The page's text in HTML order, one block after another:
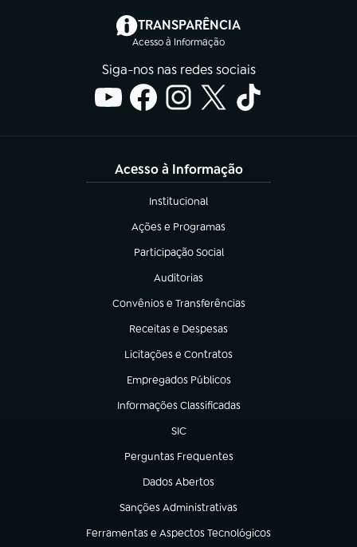
TRANSPARÊNCIA
Acesso à Informação
(abre em nova aba)
Siga-nos nas redes sociais
Acesso à Informação
Institucional
(abre em nova aba)
Ações e Programas
(abre em nova aba)
Participação Social
(abre em nova aba)
Auditorias
(abre em nova aba)
Convênios e Transferências
(abre em nova aba)
Receitas e Despesas
(abre em nova aba)
Licitações e Contratos
(abre em nova aba)
Empregados Públicos
(abre em nova aba)
Informações Classificadas
(abre em nova aba)
SIC
(abre em nova aba)
Perguntas Frequentes
(abre em nova aba)
Dados Abertos
(abre em nova aba)
Sanções Administrativas
(abre em nova aba)
Ferramentas e Aspectos Tecnológicos
(abre em nova aba)